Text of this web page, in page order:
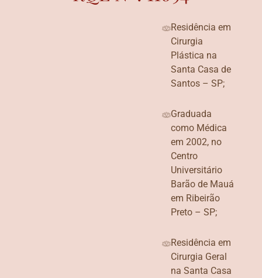
Residência em
Cirurgia
Plástica na
Santa Casa de
Santos – SP;
Graduada
como Médica
em 2002, no
Centro
Universitário
Barão de Mauá
em Ribeirão
Preto – SP;
Residência em
Cirurgia Geral
na Santa Casa